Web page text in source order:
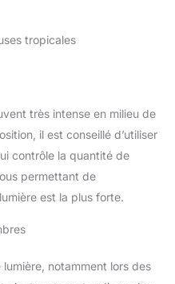
tropicales
très intense en milieu de
il est conseillé d’utiliser
contrôle la quantité de
permettant de
est la plus forte.
lumière, notamment lors des